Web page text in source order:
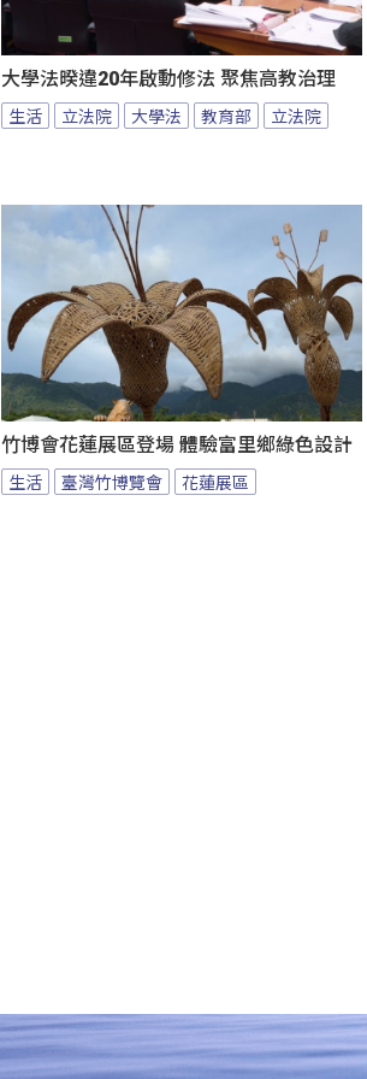
大學法暌違20年啟動修法 聚焦高教治理
生活 立法院 大學法 教育部 立法院
竹博會花蓮展區登場 體驗富里鄉綠色設計
生活 臺灣竹博覽會 花蓮展區